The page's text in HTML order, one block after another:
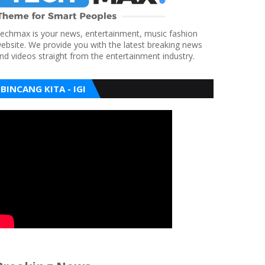
is your news, entertainment, music fashion
We provide you with the latest breaking news
videos straight from the entertainment industry.
BINCANG KITA - IGI